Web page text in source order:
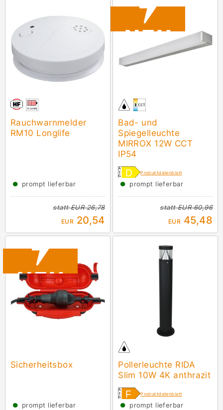
für Neubau und Sanierung. Alle Artikel sind in
Fachhandelsqualität
sofort ab Lager verfügbar und
werden schnell und zuverlässig nach Österreich &
Deutschland geliefert – egal ob per Paketdienst oder
Spedition. Packen wir’s an!
Rauchwarnmelder
RM10 Longlife
● prompt lieferbar
stattEUR 26,78
EUR 20,54
Bad- und
Spiegelleuchte
MIRROX 12W CCT
IP54
Produktdatenblatt
● prompt lieferbar
stattEUR 60,96
EUR 45,48
Sicherheitsbox
● prompt lieferbar
Pollerleuchte RIDA
Slim 10W 4K anthrazit
Produktdatenblatt
● prompt lieferbar